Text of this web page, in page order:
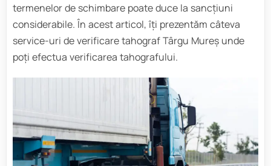
termenelor de schimbare poate duce la sancțiuni
considerabile. În acest articol, îți prezentăm câteva
service-uri de verificare tahograf Târgu Mureș unde
poți efectua verificarea tahografului.